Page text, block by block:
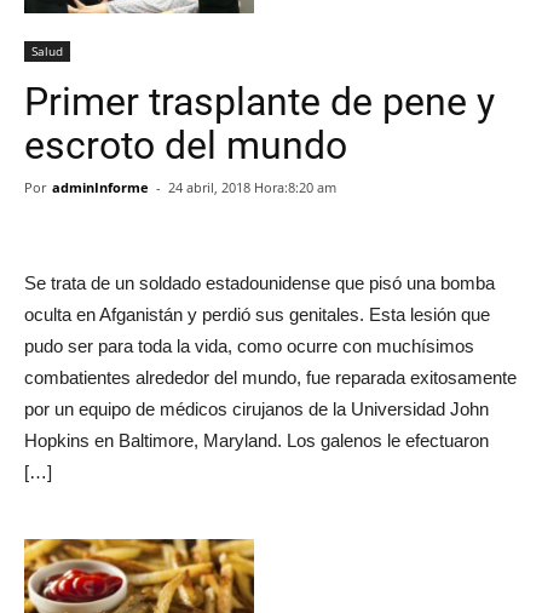
Salud
Primer trasplante de pene y
escroto del mundo
Por adminInforme - 24 abril, 2018 Hora:8:20 am
Se trata de un soldado estadounidense que pisó una bomba
oculta en Afganistán y perdió sus genitales. Esta lesión que
pudo ser para toda la vida, como ocurre con muchísimos
combatientes alrededor del mundo, fue reparada exitosamente
por un equipo de médicos cirujanos de la Universidad John
Hopkins en Baltimore, Maryland. Los galenos le efectuaron
[…]